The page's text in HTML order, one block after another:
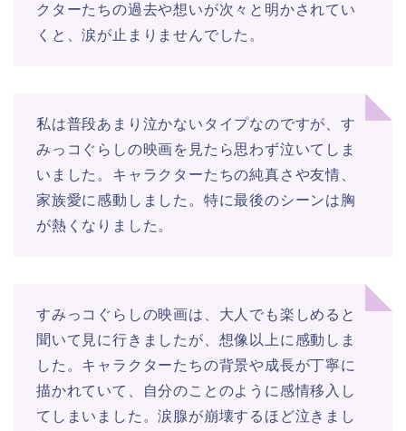
クターたちの過去や想いが次々と明かされてい
くと、涙が止まりませんでした。
私は普段あまり泣かないタイプなのですが、す
みっコぐらしの映画を見たら思わず泣いてしま
いました。キャラクターたちの純真さや友情、
家族愛に感動しました。特に最後のシーンは胸
が熱くなりました。
すみっコぐらしの映画は、大人でも楽しめると
聞いて見に行きましたが、想像以上に感動しま
した。キャラクターたちの背景や成長が丁寧に
描かれていて、自分のことのように感情移入し
てしまいました。涙腺が崩壊するほど泣きまし